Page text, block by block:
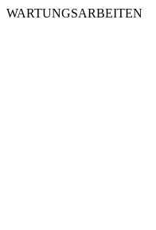
WARTUNGSARBEITEN